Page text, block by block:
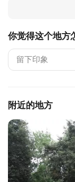
你觉得这个地方
附近的地方